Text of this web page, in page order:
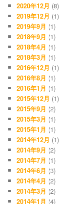
2020年12月 (8)
2019年12月 (1)
2019年9月 (1)
2018年9月 (1)
2018年4月 (1)
2018年3月 (1)
2016年12月 (1)
2016年8月 (1)
2016年1月 (1)
2015年12月 (1)
2015年9月 (2)
2015年3月 (1)
2015年1月 (1)
2014年12月 (1)
2014年9月 (2)
2014年7月 (1)
2014年6月 (3)
2014年4月 (2)
2014年3月 (2)
2014年1月 (4)